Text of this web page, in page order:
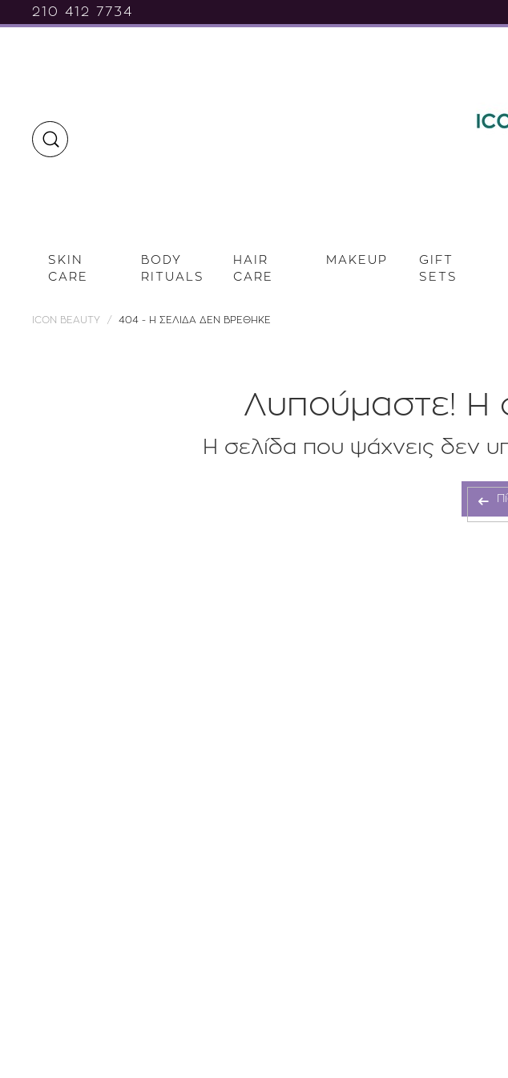
210 412 7734
SKIN
CARE
BODY
RITUALS
HAIR
CARE
MAKEUP
GIFT
SETS
ICON BEAUTY 404 - Η ΣΕΛΙΔΑ ΔΕΝ ΒΡΕΘΗΚΕ
Λυπούμαστε! H
Η σελίδα που ψάχνεις δεν